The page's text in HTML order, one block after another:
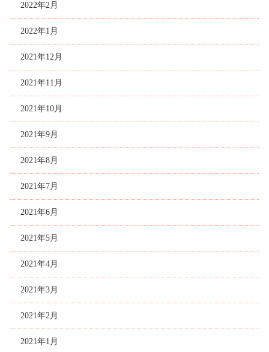
2022年2月
2022年1月
2021年12月
2021年11月
2021年10月
2021年9月
2021年8月
2021年7月
2021年6月
2021年5月
2021年4月
2021年3月
2021年2月
2021年1月